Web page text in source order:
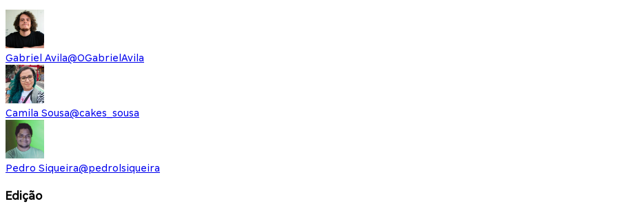
Gabriel Avila@OGabrielAvila
Camila Sousa@cakes_sousa
Pedro Siqueira@pedrolsiqueira
Edição